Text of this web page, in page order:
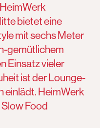
bietet eine
mit sechs Meter
gemütlichem
Einsatz vieler
ist der Lounge-
einlädt. HeimWerk
Food